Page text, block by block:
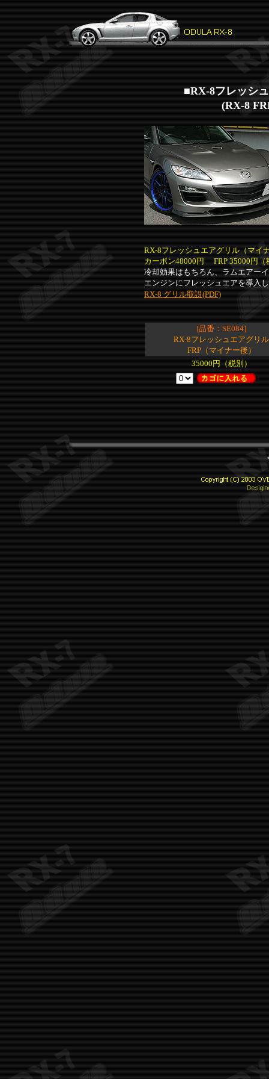
■RX-8フレッシ
(RX-8
RX-8フレッシュエアグリル（マイ
カーボン48000円 FRP 35000円（
冷却効果はもちろん、ラムエアー
エンジンにフレッシュエアを導入
RX-8 グリル取説(PDF)
[品番：SE084]
RX-8フレッシュエアグリル
FRP（マイナー後）
35000円（税別）